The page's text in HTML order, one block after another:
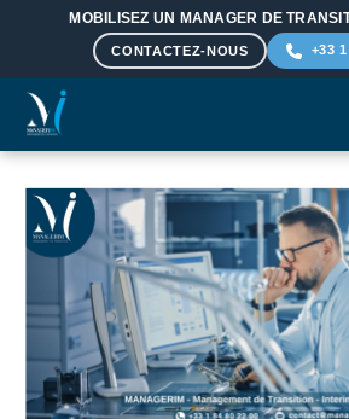
MOBILISEZ UN MANAGER DE
CONTACTEZ-NOUS +33
Aller au contenu principal